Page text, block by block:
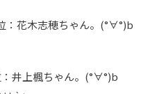
：花木志穂ちゃん。(°∀°)b
井上楓ちゃん。(°∀°)b